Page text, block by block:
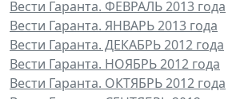
Вести Гаранта. ФЕВРАЛЬ 2013 года
Вести Гаранта. ЯНВАРЬ 2013 года
Вести Гаранта. ДЕКАБРЬ 2012 года
Вести Гаранта. НОЯБРЬ 2012 года
Вести Гаранта. ОКТЯБРЬ 2012 года